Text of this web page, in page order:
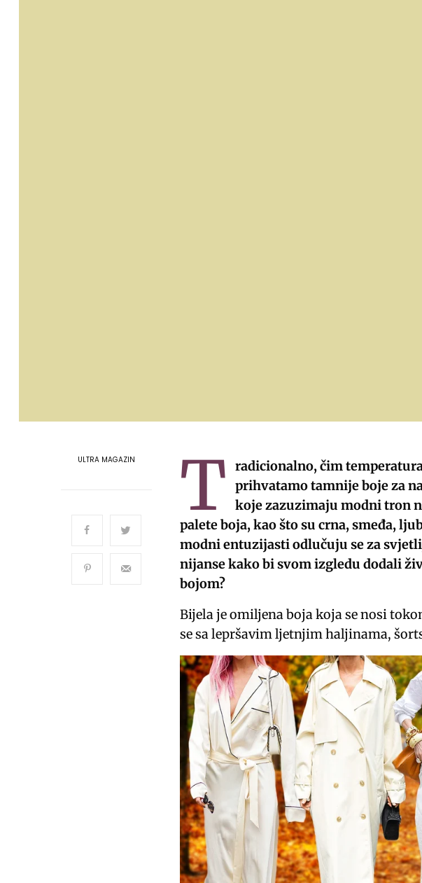
ULTRA MAGAZIN T
radicionalno, čim
prihvatamo tamnije boje za
koje zazuzimaju modni tron
palete boja, kao što su crna, smeđa,
modni entuzijasti odlučuju se za
nijanse kako bi svom izgledu dodali
bojom?
Bijela je omiljena boja koja se nosi
se sa lepršavim ljetnjim haljinama,